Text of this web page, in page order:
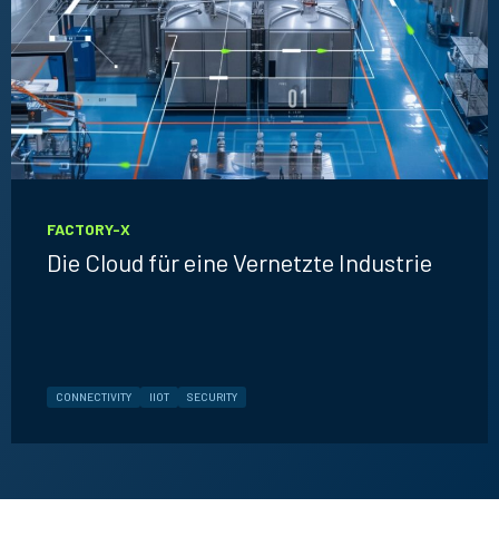
FACTORY-X
Die Cloud für eine Vernetzte Industrie
CONNECTIVITY IIOT SECURITY